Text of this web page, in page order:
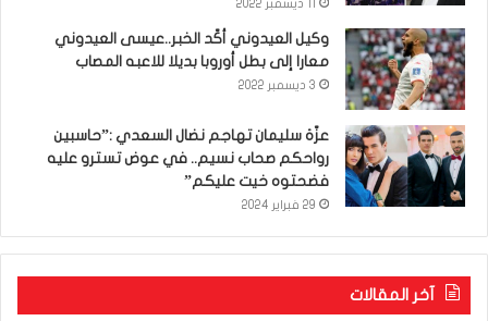
وكيل العيدوني أكّد الخبر..عيسى العيدوني
معارا إلى بطل أوروبا بديلا للاعبه المصاب
3 ديسمبر 2022
عزّة سليمان تهاجم نضال السعدي :”حاسبين
رواحكم صحاب نسيم.. في عوض تسترو عليه
فضحتوه خيت عليكم”
29 فبراير 2024
آخر المقالات